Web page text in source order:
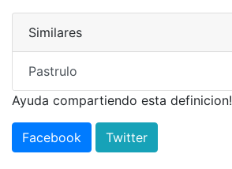
Similares
Pastrulo
Ayuda compartiendo esta definicion!
Facebook Twitter